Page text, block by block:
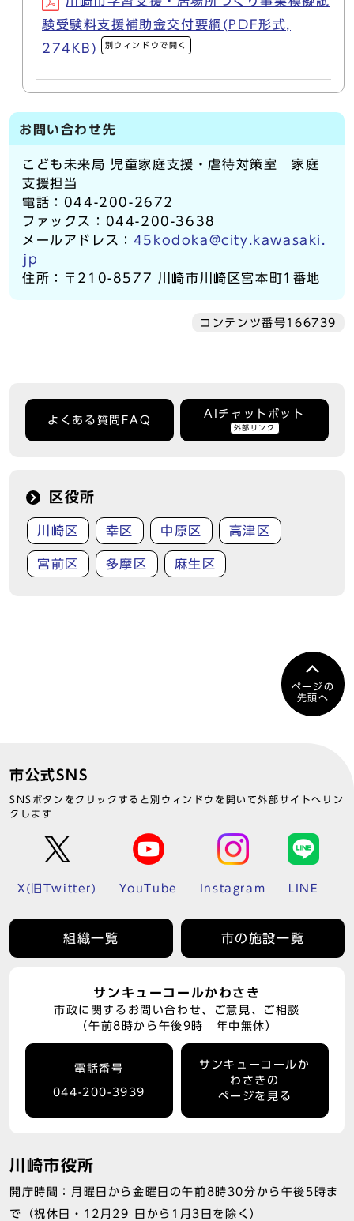
験受験料支援補助金交付要綱(PDF形式,
274KB)
別ウィンドウで開く
お問い合わせ先
こども未来局 児童家庭支援・虐待対策室 家庭
支援担当
電話：044-200-2672
ファックス：044-200-3638
メールアドレス： 45kodoka@city.kawasaki.
jp
住所：〒210-8577 川崎市川崎区宮本町1番地
コンテンツ番号166739
よくある質問FAQ
AIチャットボット
外部リンク
区役所
川崎区 幸区 中原区 高津区
宮前区 多摩区 麻生区
ページの
先頭へ
市公式SNS
SNSボタンをクリックすると別ウィンドウを開いて外部サイトへリン
クします
X(旧Twitter) YouTube Instagram LINE
組織一覧 市の施設一覧
サンキューコールかわさき
市政に関するお問い合わせ、ご意見、ご相談
（午前8時から午後9時 年中無休）
電話番号
044-200-3939
サンキューコールか
わさきの
ページを見る
川崎市役所
開庁時間：月曜日から金曜日の午前8時30分から午後5時ま
で（祝休日・12月29 日から1月3日を除く）